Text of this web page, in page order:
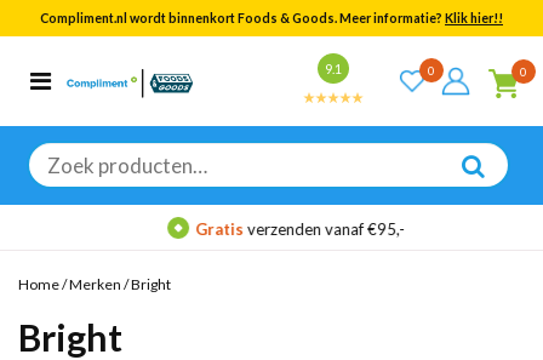
Compliment.nl wordt binnenkort Foods & Goods. Meer informatie? Klik hier!!
9.1 0 0
Zoeken
naar:
Categorieën
Bekijk alle resultaten
Gratisverzenden vanaf €95,-
Home/Merken /Bright
Bright